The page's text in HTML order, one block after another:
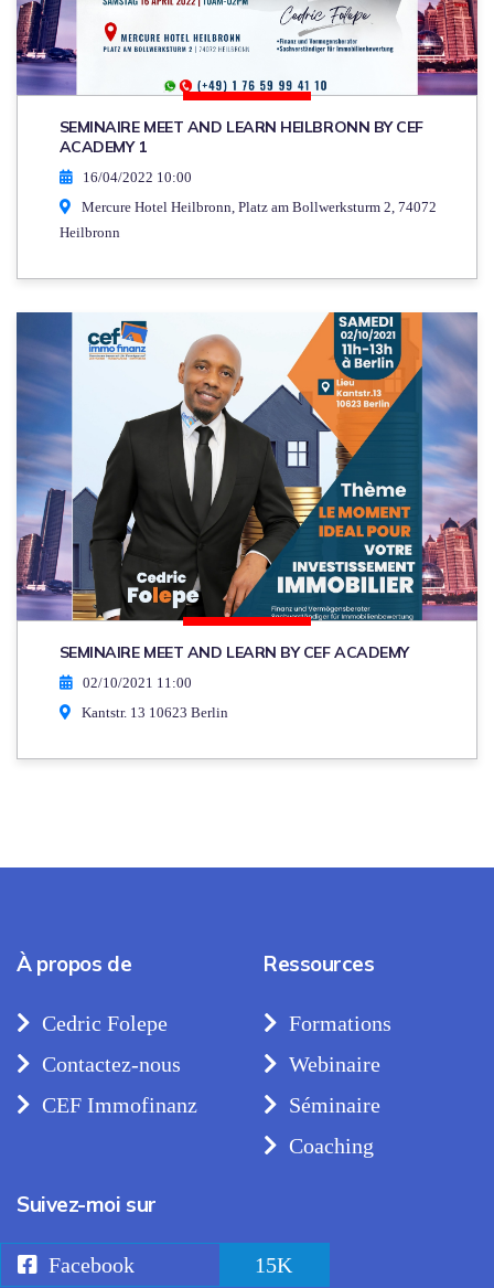
SEMINAIRE MEET AND LEARN HEILBRONN BY CEF
ACADEMY 1
16/04/2022 10:00
Mercure Hotel Heilbronn, Platz am Bollwerksturm 2, 74072
Heilbronn
SEMINAIRE MEET AND LEARN BY CEF ACADEMY
02/10/2021 11:00
Kantstr. 13 10623 Berlin
À propos de
Cedric Folepe
Contactez-nous
CEF Immofinanz
Ressources
Formations
Webinaire
Séminaire
Coaching
Suivez-moi sur
Facebook 15K